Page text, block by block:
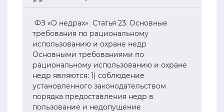
ФЗ «О недрах» Статья 23. Основные
требования по рациональному
использованию и охране недр
Основными требованиями по
рациональному использованию и охране
недр являются: 1) соблюдение
установленного законодательством
порядка предоставления недр в
пользование и недопущение